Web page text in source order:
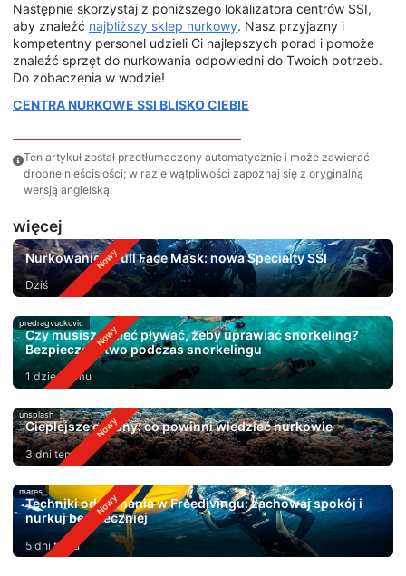
Następnie skorzystaj z poniższego lokalizatora centrów SSI,
aby znaleźć najbliższy sklep nurkowy. Nasz przyjazny i
kompetentny personel udzieli Ci najlepszych porad i pomoże
znaleźć sprzęt do nurkowania odpowiedni do Twoich potrzeb.
Do zobaczenia w wodzie!
CENTRA NURKOWE SSI BLISKO CIEBIE
Ten artykuł został przetłumaczony automatycznie i może zawierać
drobne nieścisłości; w razie wątpliwości zapoznaj się z oryginalną
wersją angielską.
więcej
Nurkowanie z Full Face Mask: nowa Specialty SSI
Dziś
predragvuckovic
Czy musisz umieć pływać, żeby uprawiać snorkeling?
Bezpieczeństwo podczas snorkelingu
1 dzień temu
unsplash
Cieplejsze oceany: co powinni wiedzieć nurkowie
3 dni temu
mares
Techniki oddychania w Freedivingu: zachowaj spokój i
nurkuj bezpieczniej
5 dni temu